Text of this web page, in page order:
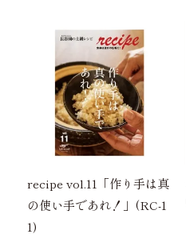
recipe vol.11「作り手は真
の使い手であれ！」(RC-1
1)